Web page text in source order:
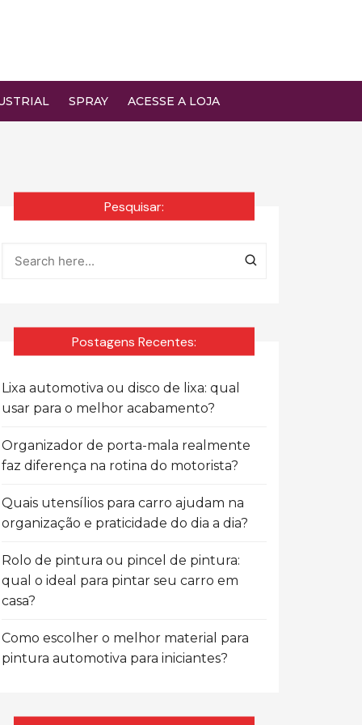
SPRAY ACESSE A LOJA
Pesquisar:
Postagens Recentes:
Lixa automotiva ou disco de lixa: qual
usar para o melhor acabamento?
Organizador de porta-mala realmente
faz diferença na rotina do motorista?
Quais utensílios para carro ajudam na
organização e praticidade do dia a dia?
Rolo de pintura ou pincel de pintura:
qual o ideal para pintar seu carro em
casa?
Como escolher o melhor material para
pintura automotiva para iniciantes?